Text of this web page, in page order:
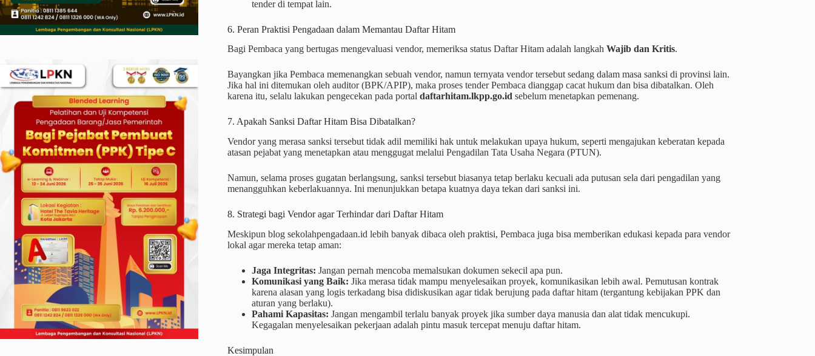
tender di tempat lain.
6. Peran Praktisi Pengadaan dalam Memantau Daftar Hitam
Bagi Pembaca yang bertugas mengevaluasi vendor, memeriksa status Daftar Hitam adalah langkah Wajib dan Kritis.
Bayangkan jika Pembaca memenangkan sebuah vendor, namun ternyata vendor tersebut sedang dalam masa sanksi di provinsi lain.
Jika hal ini ditemukan oleh auditor (BPK/APIP), maka proses tender Pembaca dianggap cacat hukum dan bisa dibatalkan. Oleh
karena itu, selalu lakukan pengecekan pada portal daftarhitam.lkpp.go.id sebelum menetapkan pemenang.
7. Apakah Sanksi Daftar Hitam Bisa Dibatalkan?
Vendor yang merasa sanksi tersebut tidak adil memiliki hak untuk melakukan upaya hukum, seperti mengajukan keberatan kepada
atasan pejabat yang menetapkan atau menggugat melalui Pengadilan Tata Usaha Negara (PTUN).
Namun, selama proses gugatan berlangsung, sanksi tersebut biasanya tetap berlaku kecuali ada putusan sela dari pengadilan yang
menangguhkan keberlakuannya. Ini menunjukkan betapa kuatnya daya tekan dari sanksi ini.
8. Strategi bagi Vendor agar Terhindar dari Daftar Hitam
Meskipun blog sekolahpengadaan.id lebih banyak dibaca oleh praktisi, Pembaca juga bisa memberikan edukasi kepada para vendor
lokal agar mereka tetap aman:
Jaga Integritas: Jangan pernah mencoba memalsukan dokumen sekecil apa pun.
Komunikasi yang Baik: Jika merasa tidak mampu menyelesaikan proyek, komunikasikan lebih awal. Pemutusan kontrak
karena alasan yang logis terkadang bisa didiskusikan agar tidak berujung pada daftar hitam (tergantung kebijakan PPK dan
aturan yang berlaku).
Pahami Kapasitas: Jangan mengambil terlalu banyak proyek jika sumber daya manusia dan alat tidak mencukupi.
Kegagalan menyelesaikan pekerjaan adalah pintu masuk tercepat menuju daftar hitam.
Kesimpulan